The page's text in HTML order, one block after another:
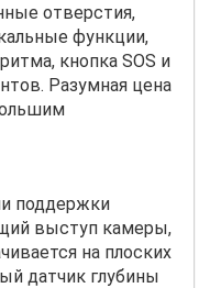
отверстия,
функции,
кнопка SOS и
Разумная цена
поддержки
выступ камеры,
на плоских
датчик глубины